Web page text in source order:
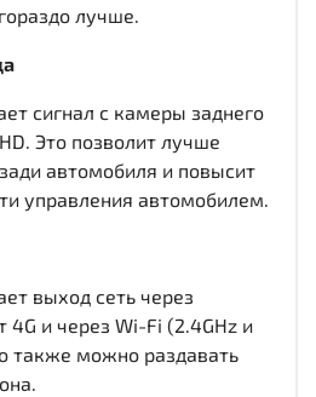
лучше.
сигнал с камеры заднего
Это позволит лучше
автомобиля и повысит
управления автомобилем.
выход сеть через
и через Wi-Fi (2.4GHz и
также можно раздавать